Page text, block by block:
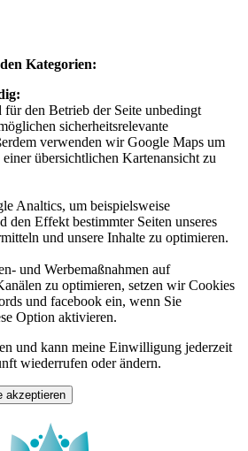
Kategorien:
für den Betrieb der Seite unbedingt
sicherheitsrelevante
verwenden wir Google Maps um
übersichtlichen Kartenansicht zu
Analtics, um beispielsweise
den Effekt bestimmter Seiten unseres
und unsere Inhalte zu optimieren.
und Werbemaßnahmen auf
zu optimieren, setzen wir Cookies
und facebook ein, wenn Sie
Option aktivieren.
und kann meine Einwilligung jederzeit
wiederrufen oder ändern.
Alle akzeptieren